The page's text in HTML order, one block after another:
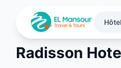
Radisson